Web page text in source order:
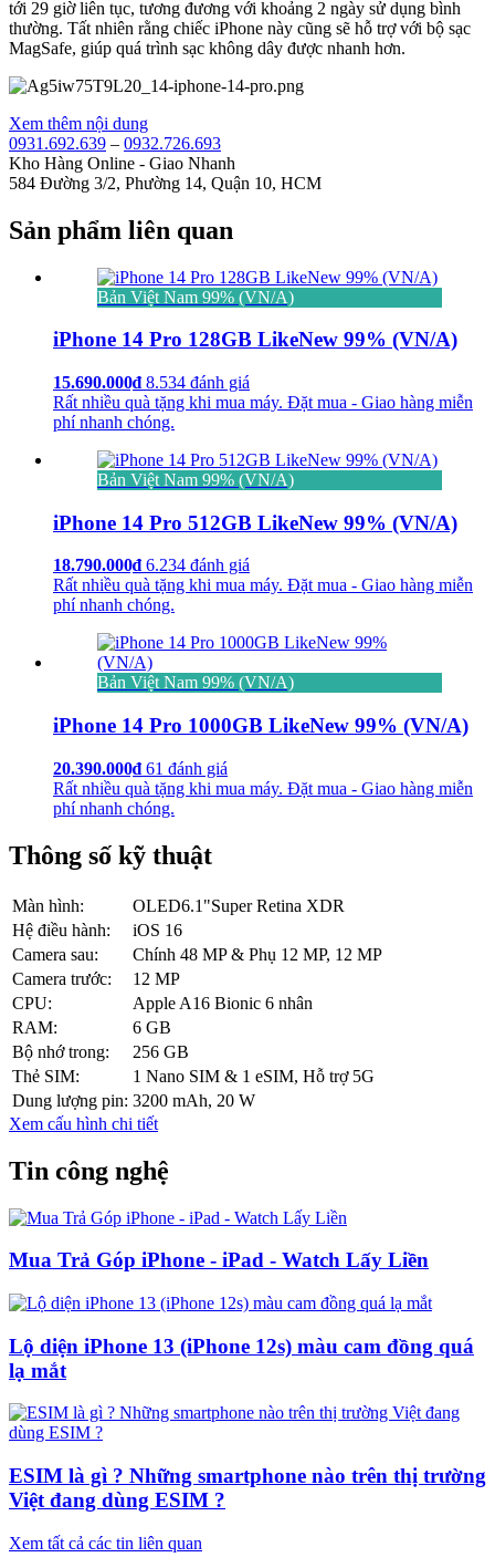
tới 29 giờ liên tục, tương đương với khoảng 2 ngày sử dụng bình
thường. Tất nhiên rằng chiếc iPhone này cũng sẽ hỗ trợ với bộ sạc
MagSafe, giúp quá trình sạc không dây được nhanh hơn.
Xem thêm nội dung
0931.692.639 – 0932.726.693
Kho Hàng Online - Giao Nhanh
584 Đường 3/2, Phường 14, Quận 10, HCM
Sản phẩm liên quan
Bản Việt Nam 99% (VN/A)
iPhone 14 Pro 128GB LikeNew 99% (VN/A)
15.690.000₫ 8.534 đánh giá
Rất nhiều quà tặng khi mua máy. Đặt mua - Giao hàng miễn
phí nhanh chóng.
Bản Việt Nam 99% (VN/A)
iPhone 14 Pro 512GB LikeNew 99% (VN/A)
18.790.000₫ 6.234 đánh giá
Rất nhiều quà tặng khi mua máy. Đặt mua - Giao hàng miễn
phí nhanh chóng.
Bản Việt Nam 99% (VN/A)
iPhone 14 Pro 1000GB LikeNew 99% (VN/A)
20.390.000₫ 61 đánh giá
Rất nhiều quà tặng khi mua máy. Đặt mua - Giao hàng miễn
phí nhanh chóng.
Thông số kỹ thuật
Màn hình: OLED6.1"Super Retina XDR
Hệ điều hành:
iOS 16
Camera sau:
Chính 48 MP & Phụ 12 MP, 12 MP
Camera trước:
12 MP
CPU:
Apple A16 Bionic 6 nhân
RAM:
6 GB
Bộ nhớ trong:
256 GB
Thẻ SIM:
1 Nano SIM & 1 eSIM, Hỗ trợ 5G
Dung lượng pin: 3200 mAh, 20 W
Xem cấu hình chi tiết
Tin công nghệ
Mua Trả Góp iPhone - iPad - Watch Lấy Liền
Lộ diện iPhone 13 (iPhone 12s) màu cam đồng quá
lạ mắt
ESIM là gì ? Những smartphone nào trên thị trường
Việt đang dùng ESIM ?
Xem tất cả các tin liên quan